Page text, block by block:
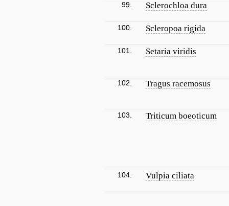
99. Sclerochloa dura
100. Scleropoa rigida
101. Setaria viridis
102. Tragus racemosus
103. Triticum boeoticum
104. Vulpia ciliata